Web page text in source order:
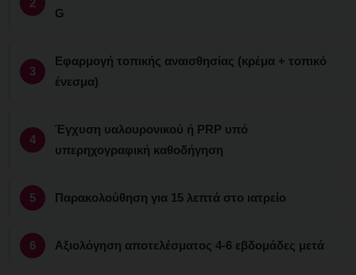
G
Εφαρμογή τοπικής αναισθησίας (κρέμα + τοπικό
ένεσμα)
Έγχυση υαλουρονικού ή PRP υπό
υπερηχογραφική καθοδήγηση
Παρακολούθηση για 15 λεπτά στο ιατρείο
Αξιολόγηση αποτελέσματος 4-6 εβδομάδες μετά